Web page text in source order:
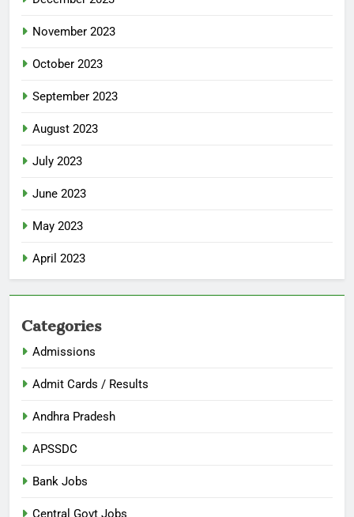
November 2023
October 2023
September 2023
August 2023
July 2023
June 2023
May 2023
April 2023
Categories
Admissions
Admit Cards / Results
Andhra Pradesh
APSSDC
Bank Jobs
Central Govt Jobs